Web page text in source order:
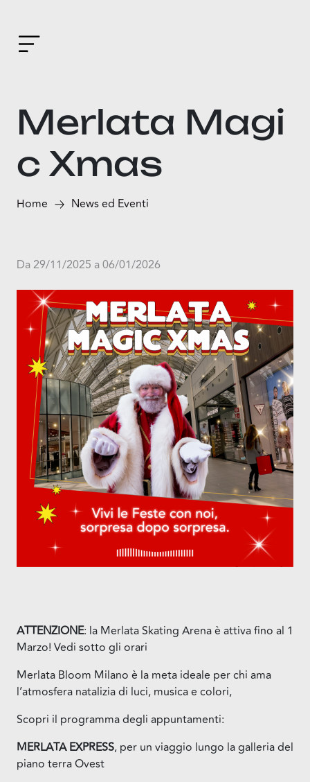
Merlata Magi
c Xmas
Home News ed Eventi
Da 29/11/2025 a 06/01/2026
ATTENZIONE: la Merlata Skating Arena è attiva fino al 1
Marzo! Vedi sotto gli orari
Merlata Bloom Milano è la meta ideale per chi ama
l’atmosfera natalizia di luci, musica e colori,
Scopri il programma degli appuntamenti:
MERLATA EXPRESS, per un viaggio lungo la galleria del
piano terra Ovest